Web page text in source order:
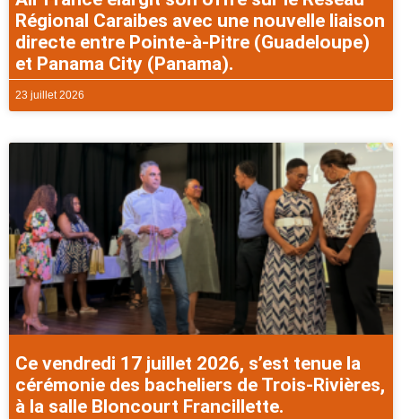
Régional Caraibes avec une nouvelle liaison
directe entre Pointe-à-Pitre (Guadeloupe)
et Panama City (Panama).
23 juillet 2026
Ce vendredi 17 juillet 2026, s’est tenue la
cérémonie des bacheliers de Trois-Rivières,
à la salle Bloncourt Francillette.